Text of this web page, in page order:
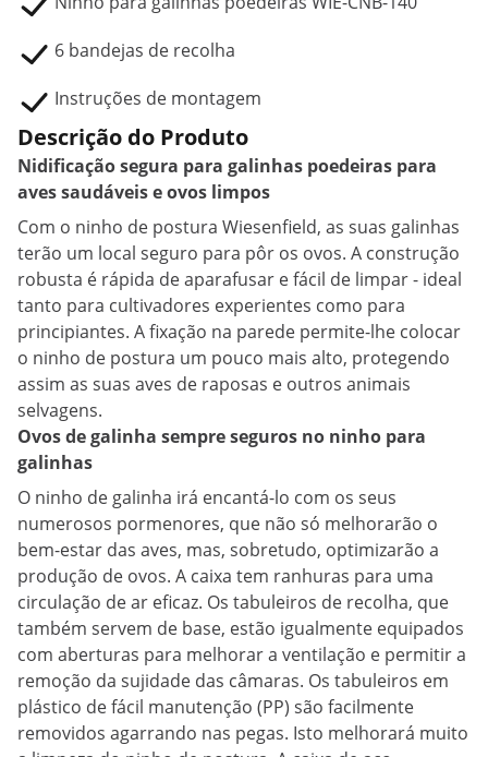
6 bandejas de recolha
Instruções de montagem
Descrição do Produto
Nidificação segura para galinhas poedeiras para
aves saudáveis e ovos limpos
Com o ninho de postura Wiesenfield, as suas galinhas
terão um local seguro para pôr os ovos. A construção
robusta é rápida de aparafusar e fácil de limpar - ideal
tanto para cultivadores experientes como para
principiantes. A fixação na parede permite-lhe colocar
o ninho de postura um pouco mais alto, protegendo
assim as suas aves de raposas e outros animais
selvagens.
Ovos de galinha sempre seguros no ninho para
galinhas
O ninho de galinha irá encantá-lo com os seus
numerosos pormenores, que não só melhorarão o
bem-estar das aves, mas, sobretudo, optimizarão a
produção de ovos. A caixa tem ranhuras para uma
circulação de ar eficaz. Os tabuleiros de recolha, que
também servem de base, estão igualmente equipados
com aberturas para melhorar a ventilação e permitir a
remoção da sujidade das câmaras. Os tabuleiros em
plástico de fácil manutenção (PP) são facilmente
removidos agarrando nas pegas. Isto melhorará muito